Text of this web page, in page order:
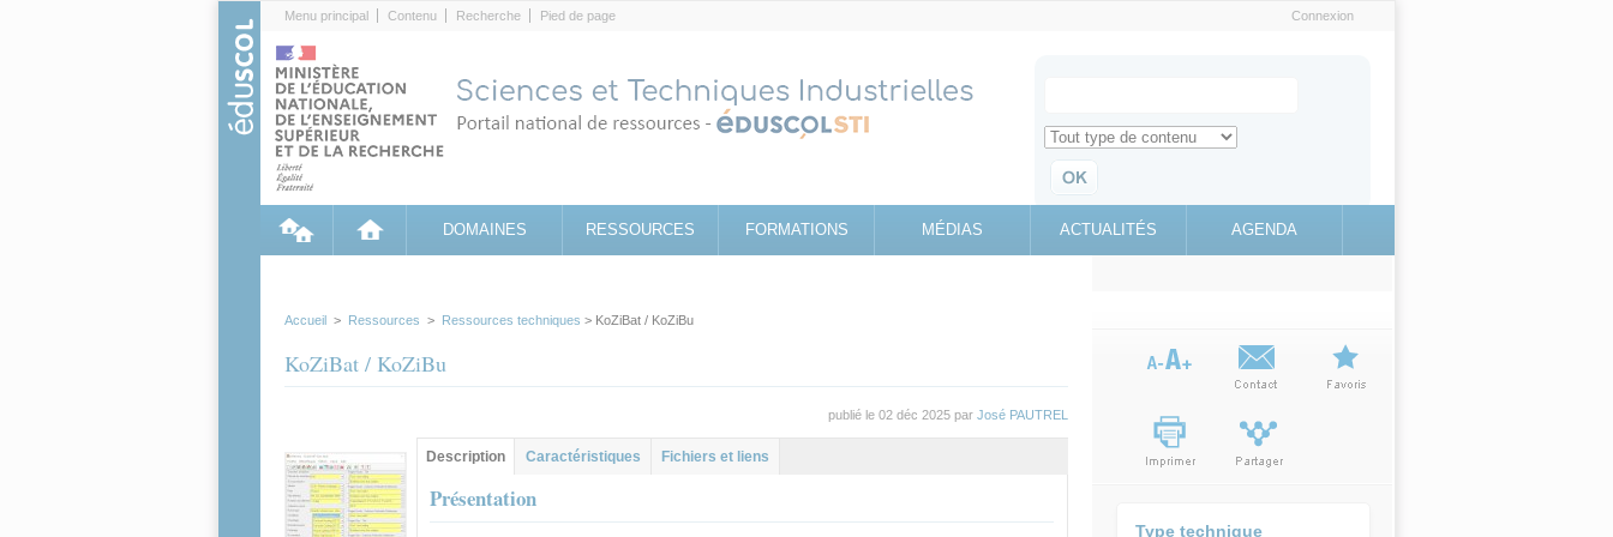
Menu principal Contenu Recherche Pied de page Connexion
Search for
Retrouvez toute l'information sur le site education.gouv.fr
DOMAINES RESSOURCES FORMATIONS MÉDIAS ACTUALITÉS AGENDA
Accueil > Ressources > Ressources techniques > KoZiBat / KoZiBu
KoZiBat / KoZiBu
publié le 02 déc 2025 par José PAUTREL
Groupe principal
Description (onglet
actif)
Caractéristiques Fichiers et liens
Présentation
Type technique